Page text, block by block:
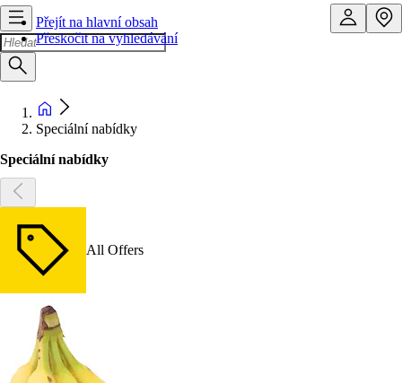
Přejít na hlavní obsah
Přeskočit na vyhledávání
Speciální nabídky
Speciální nabídky
All Offers